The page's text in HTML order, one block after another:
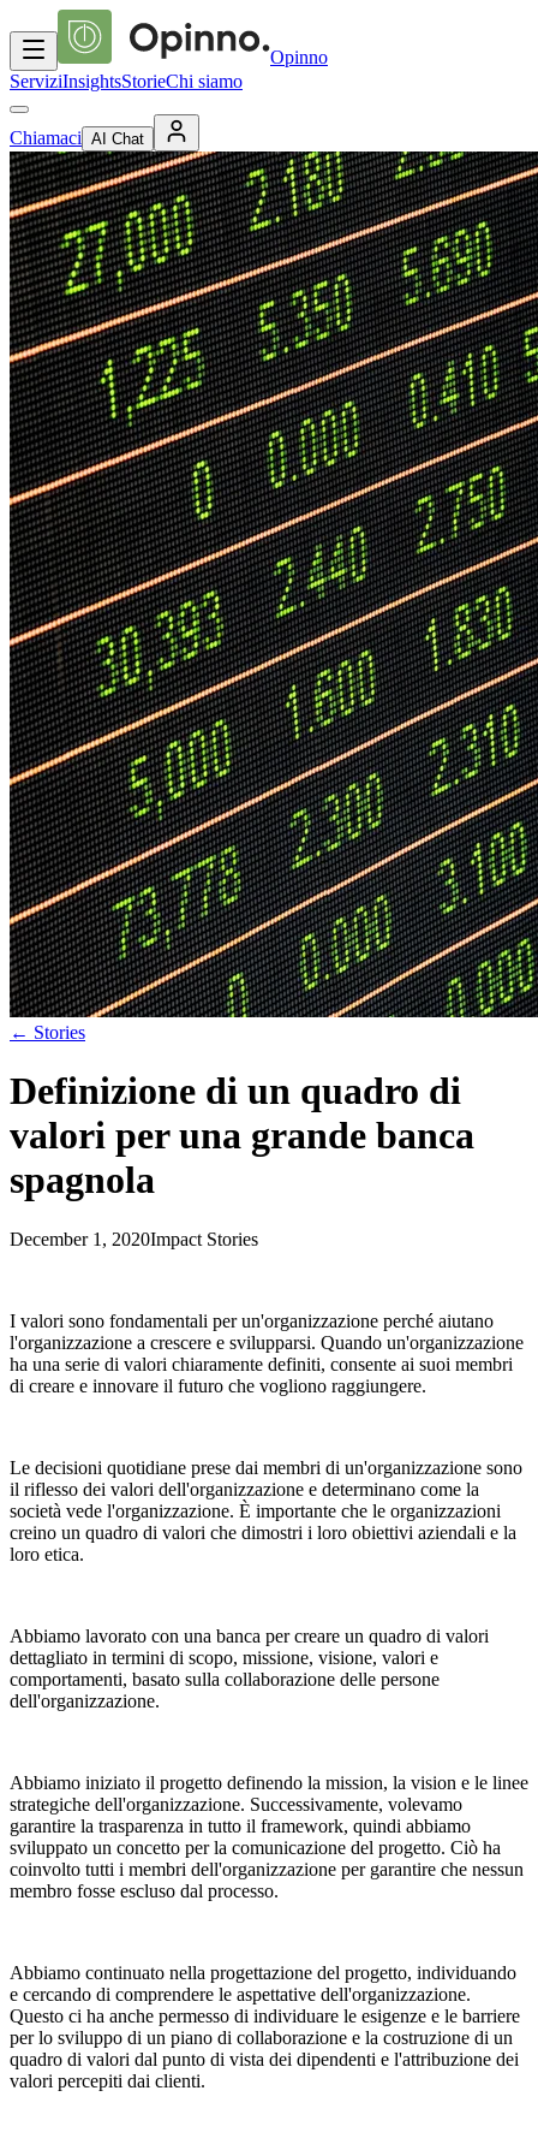
Opinno
ServiziInsightsStorieChi siamo
Chiamaci AI Chat
← Stories
Definizione di un quadro di
valori per una grande banca
spagnola
December 1, 2020Impact Stories
I valori sono fondamentali per un'organizzazione perché aiutano
l'organizzazione a crescere e svilupparsi. Quando un'organizzazione
ha una serie di valori chiaramente definiti, consente ai suoi membri
di creare e innovare il futuro che vogliono raggiungere.
Le decisioni quotidiane prese dai membri di un'organizzazione sono
il riflesso dei valori dell'organizzazione e determinano come la
società vede l'organizzazione. È importante che le organizzazioni
creino un quadro di valori che dimostri i loro obiettivi aziendali e la
loro etica.
Abbiamo lavorato con una banca per creare un quadro di valori
dettagliato in termini di scopo, missione, visione, valori e
comportamenti, basato sulla collaborazione delle persone
dell'organizzazione.
Abbiamo iniziato il progetto definendo la mission, la vision e le linee
strategiche dell'organizzazione. Successivamente, volevamo
garantire la trasparenza in tutto il framework, quindi abbiamo
sviluppato un concetto per la comunicazione del progetto. Ciò ha
coinvolto tutti i membri dell'organizzazione per garantire che nessun
membro fosse escluso dal processo.
Abbiamo continuato nella progettazione del progetto, individuando
e cercando di comprendere le aspettative dell'organizzazione.
Questo ci ha anche permesso di individuare le esigenze e le barriere
per lo sviluppo di un piano di collaborazione e la costruzione di un
quadro di valori dal punto di vista dei dipendenti e l'attribuzione dei
valori percepiti dai clienti.